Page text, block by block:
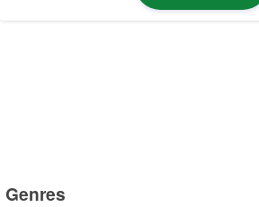
Genres